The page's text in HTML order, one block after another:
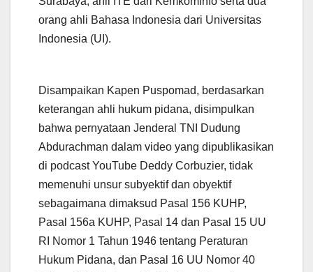
orang ahli Bahasa Indonesia dari Universitas
Indonesia (UI).
Disampaikan Kapen Puspomad, berdasarkan
keterangan ahli hukum pidana, disimpulkan
bahwa pernyataan Jenderal TNI Dudung
Abdurachman dalam video yang dipublikasikan
di podcast YouTube Deddy Corbuzier, tidak
memenuhi unsur subyektif dan obyektif
sebagaimana dimaksud Pasal 156 KUHP,
Pasal 156a KUHP, Pasal 14 dan Pasal 15 UU
RI Nomor 1 Tahun 1946 tentang Peraturan
Hukum Pidana, dan Pasal 16 UU Nomor 40